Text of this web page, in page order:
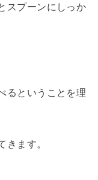
スプーンにしっか
るということを理
きます。